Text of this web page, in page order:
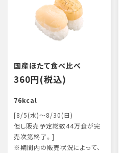
国産ほたて食べ比べ
360円(税込)
76kcal
[8/5(水)～8/30(日)
但し販売予定総数44万食が完
売次第終了。]
※期間内の販売状況によって、